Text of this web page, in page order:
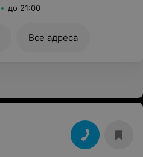
до 21:00
Все адреса